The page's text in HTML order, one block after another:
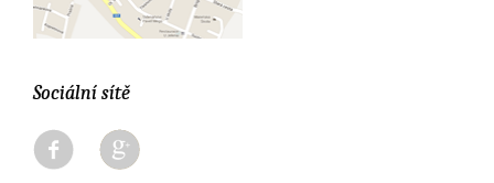
Sociální sítě